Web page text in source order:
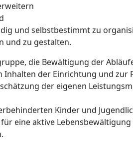
und selbstbestimmt zu
und zu gestalten.
die Bewältigung der
der Einrichtung und
der eigenen
Kinder und
eine aktive